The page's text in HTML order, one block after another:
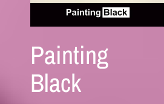
Painting
Black